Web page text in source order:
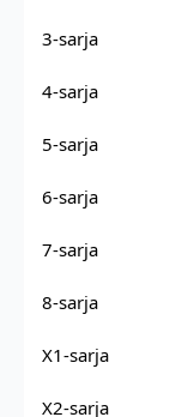
3-sarja
4-sarja
5-sarja
6-sarja
7-sarja
8-sarja
X1-sarja
X2-sarja